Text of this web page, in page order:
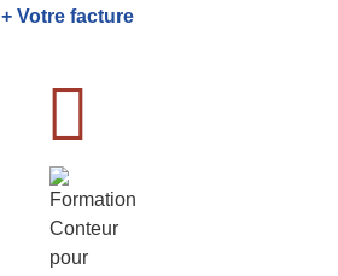
+ Votre facture